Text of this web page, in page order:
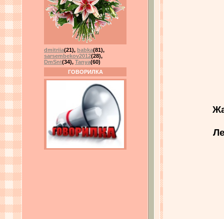
dmitriia(21), babka(81),
sarsembekov2012(28),
DmSnt(34), Tanya(60)
ГОВОРИЛКА